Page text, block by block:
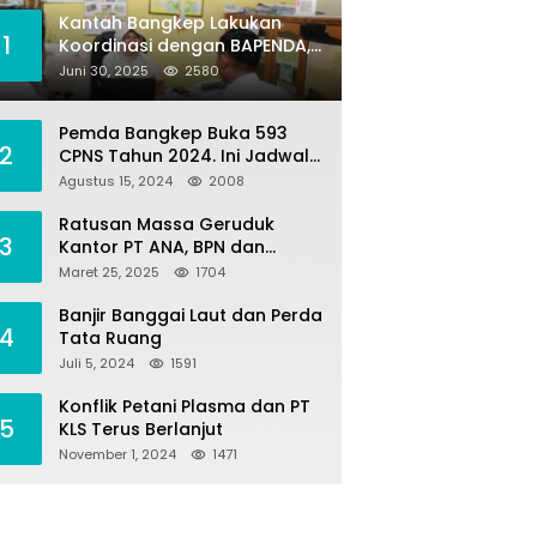
1
Kantah Bangkep Lakukan
Koordinasi dengan BAPENDA,
Terkait Kegiatan Fasilitasi
Penilaian Tanah dan Ekonomi
Juni 30, 2025 2580
2
Pemda Bangkep Buka 593
CPNS Tahun 2024. Ini Jadwal
Seleksi Pengadaannya
Agustus 15, 2024 2008
3
Ratusan Massa Geruduk
Kantor PT ANA, BPN dan
Polres Morut, Ini Tuntutannya
Maret 25, 2025 1704
Banjir Banggai Laut dan Perda
Tata Ruang
Juli 5, 2024 1591
Konflik Petani Plasma dan PT
KLS Terus Berlanjut
November 1, 2024 1471